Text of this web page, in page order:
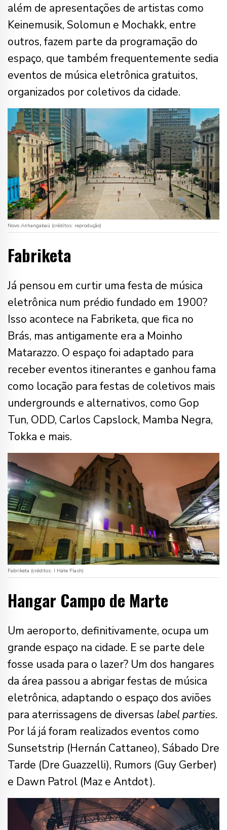
além de apresentações de artistas como
Keinemusik, Solomun e Mochakk, entre
outros, fazem parte da programação do
espaço, que também frequentemente sedia
eventos de música eletrônica gratuitos,
organizados por coletivos da cidade.
Novo Anhangabaú (créditos: reprodução)
Fabriketa
Já pensou em curtir uma festa de música
eletrônica num prédio fundado em 1900?
Isso acontece na Fabriketa, que fica no
Brás, mas antigamente era a Moinho
Matarazzo. O espaço foi adaptado para
receber eventos itinerantes e ganhou fama
como locação para festas de coletivos mais
undergrounds e alternativos, como Gop
Tun, ODD, Carlos Capslock, Mamba Negra,
Tokka e mais.
Fabriketa (créditos: I Hate Flash)
Hangar Campo de Marte
Um aeroporto, definitivamente, ocupa um
grande espaço na cidade. E se parte dele
fosse usada para o lazer? Um dos hangares
da área passou a abrigar festas de música
eletrônica, adaptando o espaço dos aviões
para aterrissagens de diversas label parties.
Por lá já foram realizados eventos como
Sunsetstrip (Hernán Cattaneo), Sábado Dre
Tarde (Dre Guazzelli), Rumors (Guy Gerber)
e Dawn Patrol (Maz e Antdot).